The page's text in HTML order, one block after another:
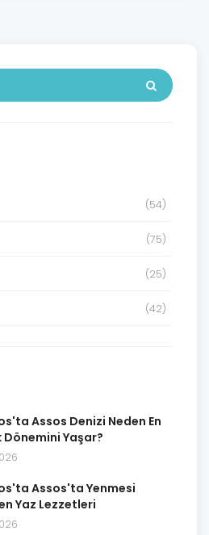
(54)
(75)
(25)
(42)
Assos Denizi Neden En
Dönemini Yaşar?
Assos'ta Yenmesi
Yaz Lezzetleri